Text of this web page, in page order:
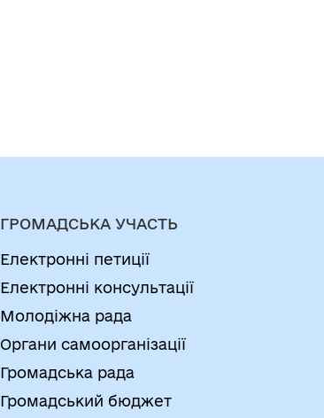
ГРОМАДСЬКА УЧАСТЬ
Електронні петиції
Електронні консультації
Молодіжна рада
Органи самоорганізації
Громадська рада
Громадський бюджет